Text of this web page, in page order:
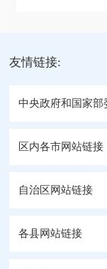
友情链接:
中央政府和国家部
区内各市网站链接
自治区网站链接
各县网站链接